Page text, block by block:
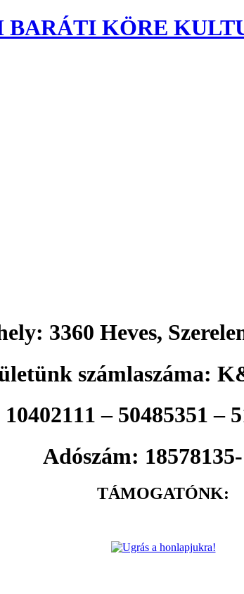
KÖRE
3360 Heves,
számlaszáma:
10402111 – 50485351 –
Adószám:
TÁMOGATÓNK: